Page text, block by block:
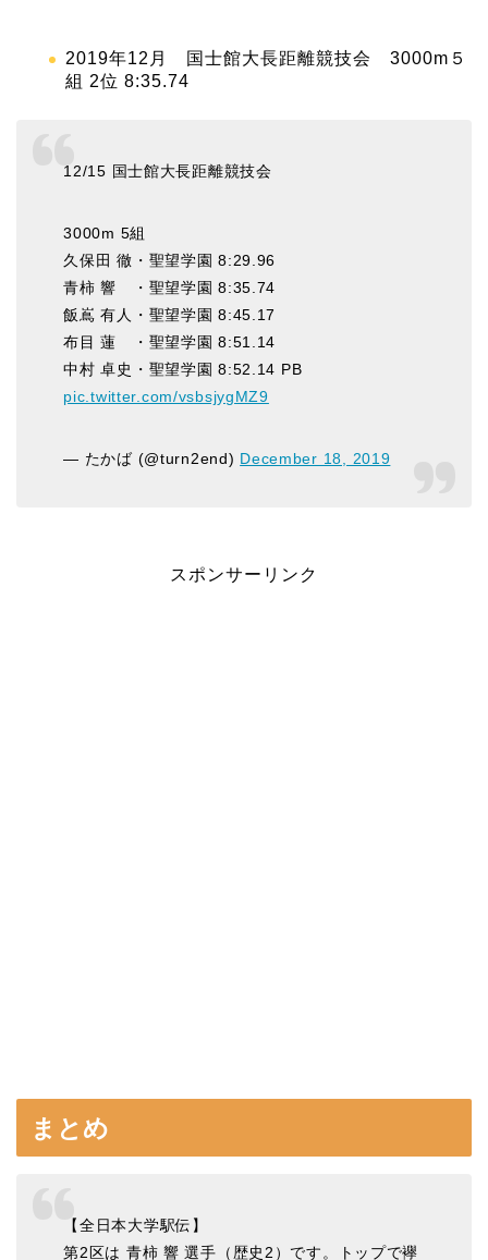
2019年12月 国士館大長距離競技会 3000m５
組 2位 8:35.74
12/15 国士館大長距離競技会
3000m 5組
久保田 徹・聖望学園 8:29.96
青柿 響 ・聖望学園 8:35.74
飯嶌 有人・聖望学園 8:45.17
布目 蓮 ・聖望学園 8:51.14
中村 卓史・聖望学園 8:52.14 PB
pic.twitter.com/vsbsjygMZ9
— たかば (@turn2end) December 18, 2019
スポンサーリンク
まとめ
【全日本大学駅伝】
第2区は 青柿 響 選手（歴史2）です。トップで襷